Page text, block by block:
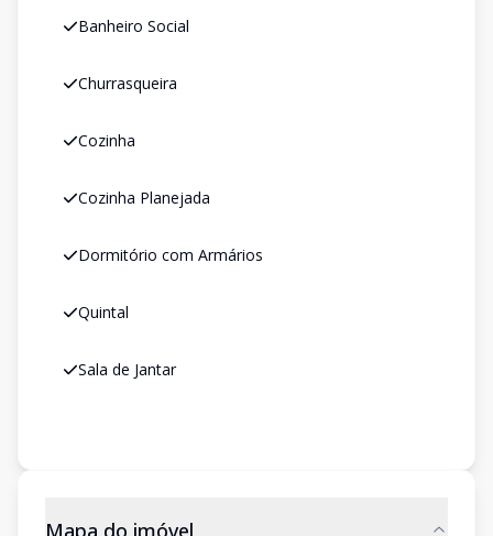
Banheiro Social
Churrasqueira
Cozinha
Cozinha Planejada
Dormitório com Armários
Quintal
Sala de Jantar
Mapa do imóvel